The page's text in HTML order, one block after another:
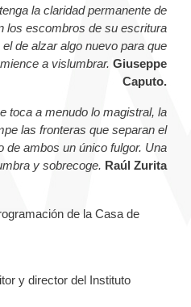
la claridad permanente de
los escombros de su escritura
de alzar algo nuevo para que
a vislumbrar. Giuseppe
Caputo.
toca a menudo lo magistral, la
las fronteras que separan el
de ambos un único fulgor. Una
y sobrecoge. Raúl Zurita
de la Casa de
y director del Instituto